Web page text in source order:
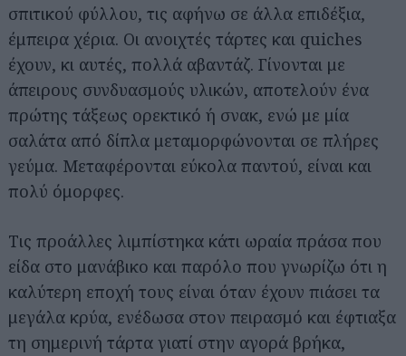
σπιτικού φύλλου, τις αφήνω σε άλλα επιδέξια,
έμπειρα χέρια. Οι ανοιχτές τάρτες και quiches
έχουν, κι αυτές, πολλά αβαντάζ. Γίνονται με
άπειρους συνδυασμούς υλικών, αποτελούν ένα
πρώτης τάξεως ορεκτικό ή σνακ, ενώ με μία
σαλάτα από δίπλα μεταμορφώνονται σε πλήρες
γεύμα. Μεταφέρονται εύκολα παντού, είναι και
πολύ όμορφες.
Τις προάλλες λιμπίστηκα κάτι ωραία πράσα που
είδα στο μανάβικο και παρόλο που γνωρίζω ότι η
καλύτερη εποχή τους είναι όταν έχουν πιάσει τα
μεγάλα κρύα, ενέδωσα στον πειρασμό και έφτιαξα
τη σημερινή τάρτα γιατί στην αγορά βρήκα,